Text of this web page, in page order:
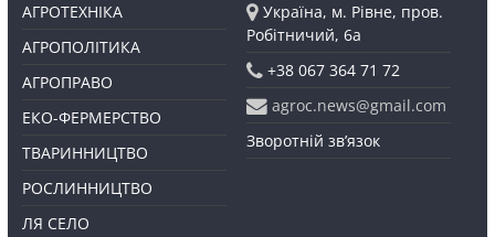
АГРОТЕХНІКА
АГРОПОЛІТИКА
АГРОПРАВО
ЕКО-ФЕРМЕРСТВО
ТВАРИННИЦТВО
РОСЛИННИЦТВО
ЛЯ СЕЛО
Україна, м. Рівне, пров.
Робітничий, 6а
+38 067 364 71 72
agroc.news@gmail.com
Зворотній зв’язок